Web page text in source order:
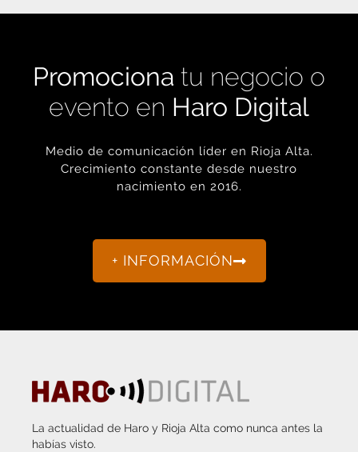
Promociona tu negocio o
evento en Haro Digital
Medio de comunicación líder en Rioja Alta.
Crecimiento constante desde nuestro
nacimiento en 2016.
+ INFORMACIÓN
La actualidad de Haro y Rioja Alta como nunca antes la
habías visto.